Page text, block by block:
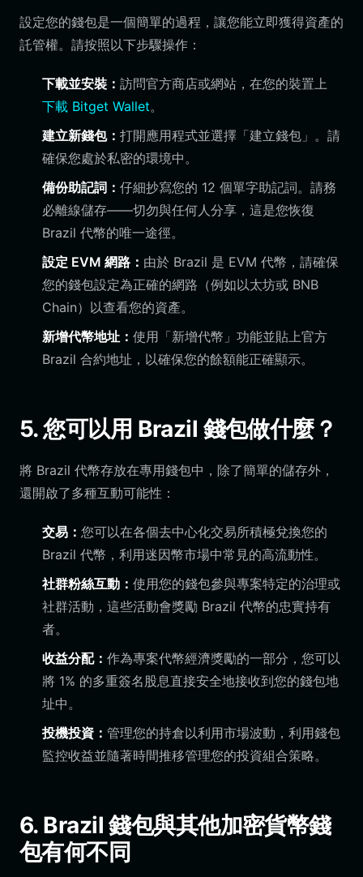
設定您的錢包是一個簡單的過程，讓您能立即獲得資產的
託管權。請按照以下步驟操作：
下載並安裝： 訪問官方商店或網站，在您的裝置上
下載 Bitget Wallet。
建立新錢包： 打開應用程式並選擇「建立錢包」。請
確保您處於私密的環境中。
備份助記詞： 仔細抄寫您的 12 個單字助記詞。請務
必離線儲存——切勿與任何人分享，這是您恢復
Brazil 代幣的唯一途徑。
設定 EVM 網路： 由於 Brazil 是 EVM 代幣，請確保
您的錢包設定為正確的網路（例如以太坊或 BNB
Chain）以查看您的資產。
新增代幣地址： 使用「新增代幣」功能並貼上官方
Brazil 合約地址，以確保您的餘額能正確顯示。
5. 您可以用 Brazil 錢包做什麼？
將 Brazil 代幣存放在專用錢包中，除了簡單的儲存外，
還開啟了多種互動可能性：
交易： 您可以在各個去中心化交易所積極兌換您的
Brazil 代幣，利用迷因幣市場中常見的高流動性。
社群粉絲互動： 使用您的錢包參與專案特定的治理或
社群活動，這些活動會獎勵 Brazil 代幣的忠實持有
者。
收益分配： 作為專案代幣經濟獎勵的一部分，您可以
將 1% 的多重簽名股息直接安全地接收到您的錢包地
址中。
投機投資： 管理您的持倉以利用市場波動，利用錢包
監控收益並隨著時間推移管理您的投資組合策略。
6. Brazil 錢包與其他加密貨幣錢
包有何不同